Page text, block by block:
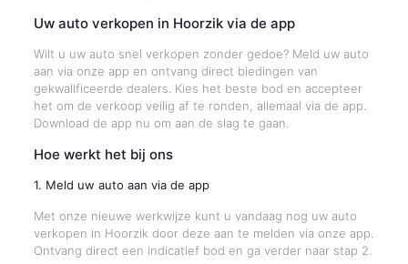
Uw auto verkopen in Hoorzik via de app
Wilt u uw auto snel verkopen zonder gedoe? Meld uw auto
aan via onze app en ontvang direct biedingen van
gekwalificeerde dealers. Kies het beste bod en accepteer
het om de verkoop veilig af te ronden, allemaal via de app.
Download de app nu om aan de slag te gaan.
Hoe werkt het bij ons
1. Meld uw auto aan via de app
Met onze nieuwe werkwijze kunt u vandaag nog uw auto
verkopen in Hoorzik door deze aan te melden via onze app.
Ontvang direct een indicatief bod en ga verder naar stap 2.